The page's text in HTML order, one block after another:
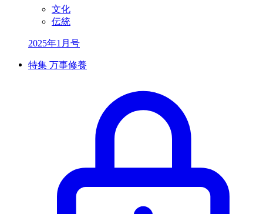
文化
伝統
2025年1月号
特集 万事修養